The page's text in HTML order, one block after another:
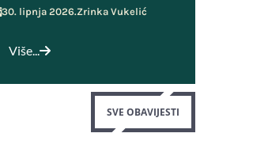
30. lipnja 2026.Zrinka Vukelić
Više...
SVE OBAVIJESTI